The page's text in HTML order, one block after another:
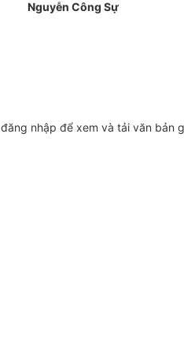
Nguyễn Công Sự
đăng nhập để xem và tải văn bản